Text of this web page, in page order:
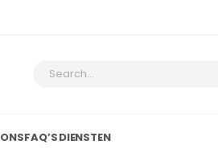
FAQ’SDIENSTEN